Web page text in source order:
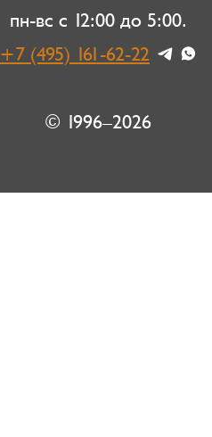
пн-вс с 12:00 до 5:00.
+7 (495) 161-62-22
© 1996–2026